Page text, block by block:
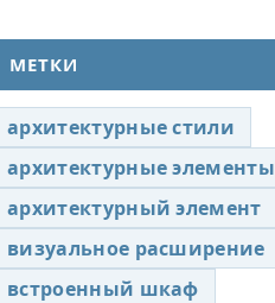
МЕТКИ
архитектурные стили
архитектурные элементы
архитектурный элемент
визуальное расширение
встроенный шкаф